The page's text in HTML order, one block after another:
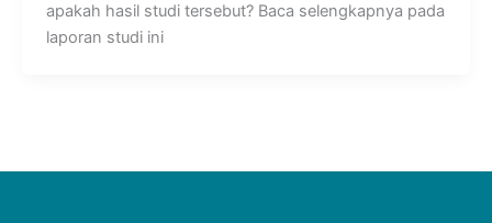
apakah hasil studi tersebut? Baca selengkapnya pada
laporan studi ini